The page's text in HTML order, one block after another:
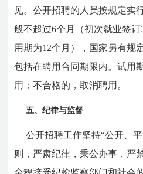
见。公开招聘的人员按规定实
般不超过6个月（初次就业签
用期为12个月），国家另有规
包括在聘用合同期限内。试用
用；不合格的，取消聘用。
五、纪律与监督
公开招聘工作坚持“公开、
则，严肃纪律，秉公办事，严